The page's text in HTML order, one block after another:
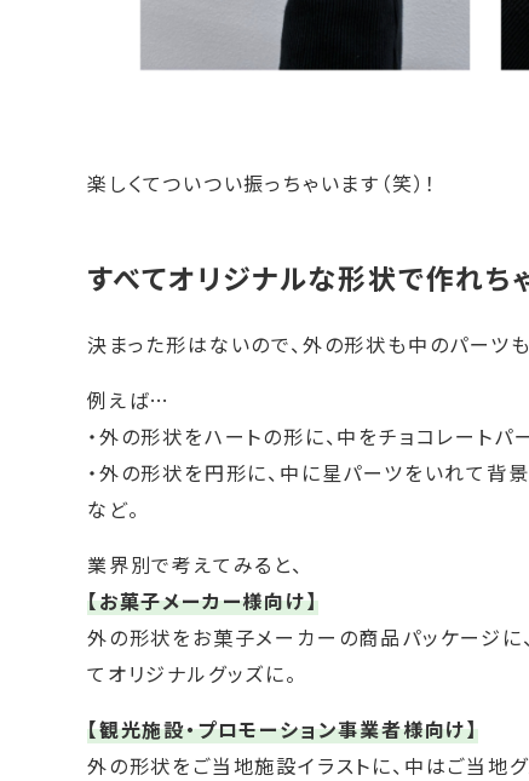
楽しくてついつい振っちゃいます（笑）！
すべてオリジナルな形状で作れち
決まった形はないので、外の形状も中のパーツ
例えば…
・外の形状をハートの形に、中をチョコレート
・外の形状を円形に、中に星パーツをいれて背
など。
業界別で考えてみると、
【お菓子メーカー様向け】
外の形状をお菓子メーカーの商品パッケージに
てオリジナルグッズに。
【観光施設・プロモーション事業者様向け】
外の形状をご当地施設イラストに、中はご当地